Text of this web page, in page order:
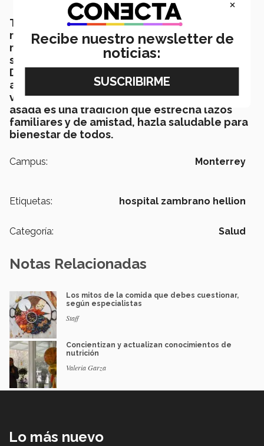
Ten presente que, aún y cuando elijas cortes
magros,tu consumo de carne roja debe ser
moderado (aproximadamente dos veces a la
semana, cuidando el tamaño de la porción).
Descuidar los hábitos alimenticios puede
afectar tu salud, provocando enfermedades
vasculares y trastornos digestivos. La carne
asada es una tradición que estrecha lazos
familiares y de amistad, hazla saludable para
bienestar de todos.
Campus: Monterrey
Etiquetas: hospital zambrano hellion
Categoría: Salud
Notas Relacionadas
Los mitos de la comida que debes cuestionar,
según especialistas
Staff
Concientizan y actualizan conocimientos de
nutrición
Valeria Garza
Lo más nuevo
×
Recibe nuestro newsletter de
noticias: